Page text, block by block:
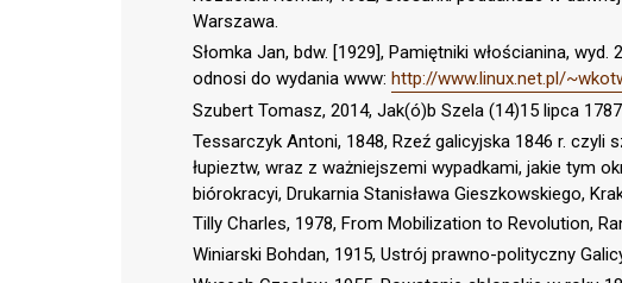
Warszawa.
Słomka Jan, bdw. [1929], Pamiętniki włościanina,
odnosi do wydania www: http://www.linux.net.pl/
Szubert Tomasz, 2014, Jak(ó)b Szela (14)15 lipca
Tessarczyk Antoni, 1848, Rzeź galicyjska 1846 r.
łupieztw, wraz z ważniejszemi wypadkami, jakie tym
biórokracyi, Drukarnia Stanisława Gieszkowskiego,
Tilly Charles, 1978, From Mobilization to Revolution,
Winiarski Bohdan, 1915, Ustrój prawno-polityczny